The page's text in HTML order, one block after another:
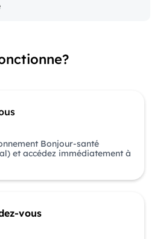
Bonjour-santé
et accédez immédiatement à
vous